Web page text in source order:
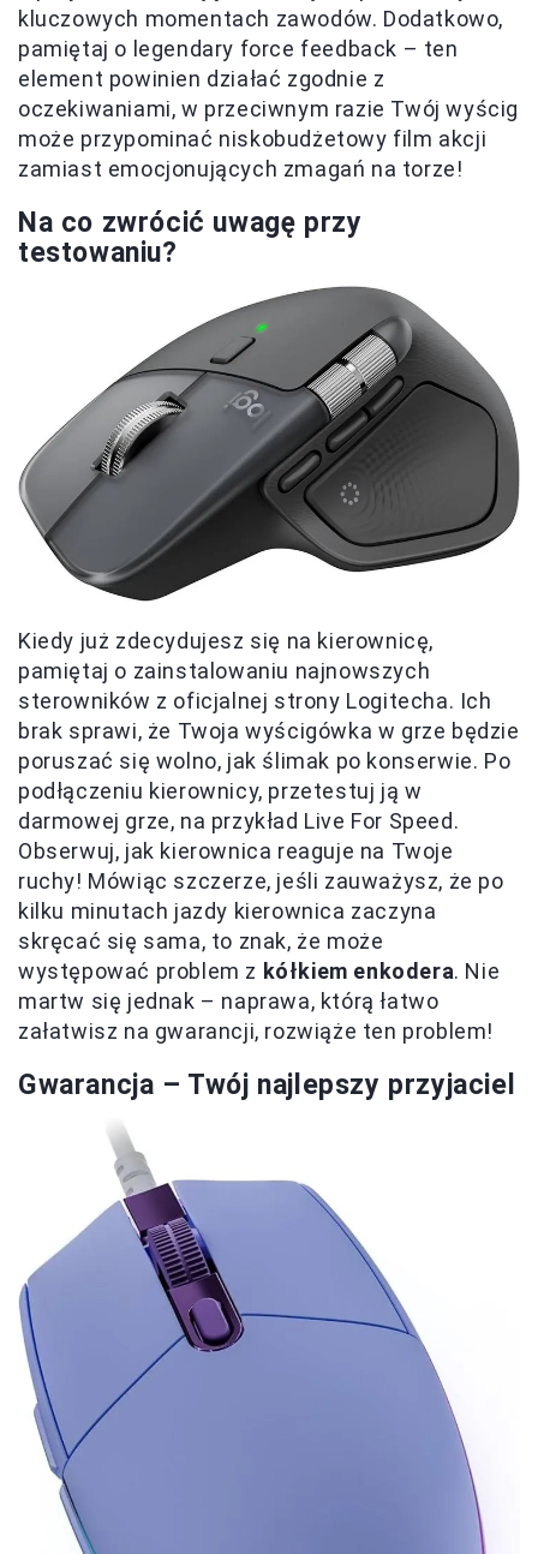
kluczowych momentach zawodów. Dodatkowo,
pamiętaj o legendary force feedback – ten
element powinien działać zgodnie z
oczekiwaniami, w przeciwnym razie Twój wyścig
może przypominać niskobudżetowy film akcji
zamiast emocjonujących zmagań na torze!
Na co zwrócić uwagę przy
testowaniu?
Kiedy już zdecydujesz się na kierownicę,
pamiętaj o zainstalowaniu najnowszych
sterowników z oficjalnej strony Logitecha. Ich
brak sprawi, że Twoja wyścigówka w grze będzie
poruszać się wolno, jak ślimak po konserwie. Po
podłączeniu kierownicy, przetestuj ją w
darmowej grze, na przykład Live For Speed.
Obserwuj, jak kierownica reaguje na Twoje
ruchy! Mówiąc szczerze, jeśli zauważysz, że po
kilku minutach jazdy kierownica zaczyna
skręcać się sama, to znak, że może
występować problem z kółkiem enkodera. Nie
martw się jednak – naprawa, którą łatwo
załatwisz na gwarancji, rozwiąże ten problem!
Gwarancja – Twój najlepszy przyjaciel